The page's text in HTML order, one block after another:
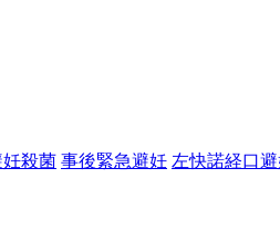
妊殺菌 事後緊急避妊 左快諾経口